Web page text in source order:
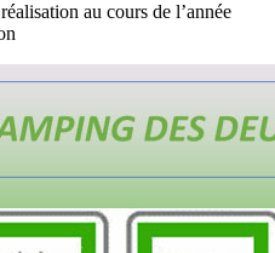
au cours de l’année